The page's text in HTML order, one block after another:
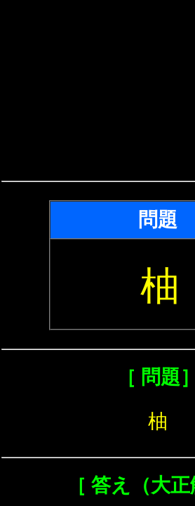
問題
柚
［ 問題］
柚
［ 答え（大正